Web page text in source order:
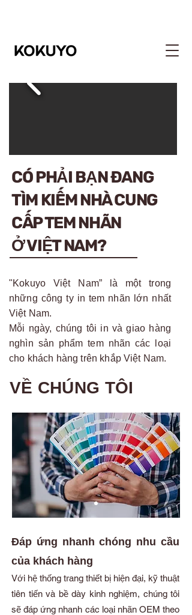
CÓ PHẢI BẠN ĐANG
TÌM KIẾM NHÀ CUNG
CẤP TEM NHÃN
Ở VIỆT NAM?
VỀ CHÚNG TÔI
"Kokuyo Việt Nam” là một trong
những công ty in tem nhãn lớn nhất
Việt Nam.
Mỗi ngày, chúng tôi in và giao hàng
nghìn sản phẩm tem nhãn các loại
cho khách hàng trên khắp Việt Nam.
Đáp ứng nhanh chóng nhu cầu
của khách hàng
Với hệ thống trang thiết bị hiện đại, kỹ thuật
tiên tiến và bề dày kinh nghiệm, chúng tôi
sẽ đáp ứng nhanh các loại nhãn OEM theo